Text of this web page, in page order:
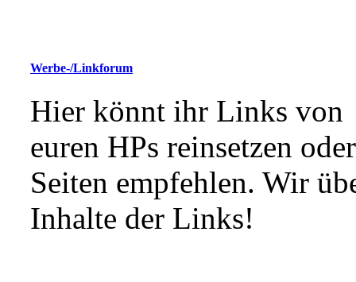
Werbe-/Linkforum
Hier könnt ihr Links von
euren HPs reinsetzen oder
Seiten empfehlen. Wir
Inhalte der Links!